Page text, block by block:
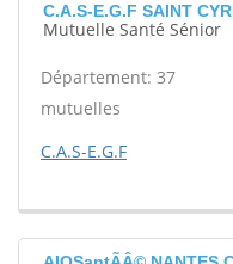
C.A.S-E.G.F SAINT
Mutuelle Santé Sénior
Département: 37
mutuelles
C.A.S-E.G.F